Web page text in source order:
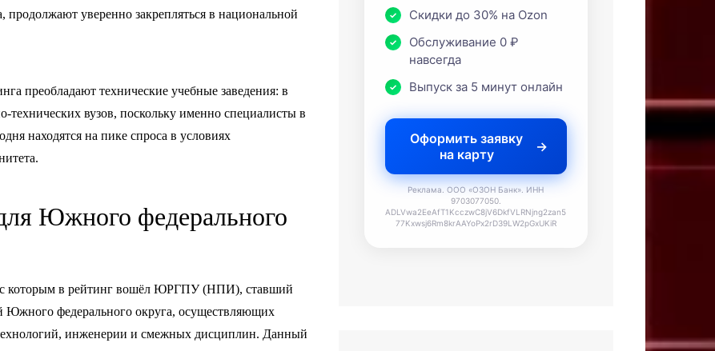
продолжают уверенно закрепляться в национальной
преобладают технические учебные заведения: в
вузов, поскольку именно специалисты в
находятся на пике спроса в условиях
Южного федерального
с которым в рейтинг вошёл ЮРГПУ (НПИ), ставший
федерального округа, осуществляющих
инженерии и смежных дисциплин. Данный
Скидки до 30% на Ozon
Обслуживание 0 ₽
навсегда
Выпуск за 5 минут онлайн
Оформить заявку
на карту
Реклама. ООО «ОЗОН Банк». ИНН
9703077050.
ADLVwa2EeAfT1KcczwC8jV6DkfVLRNjng2zan5
77Kxwsj6Rm8krAAYoPx2rD39LW2pGxUKiR